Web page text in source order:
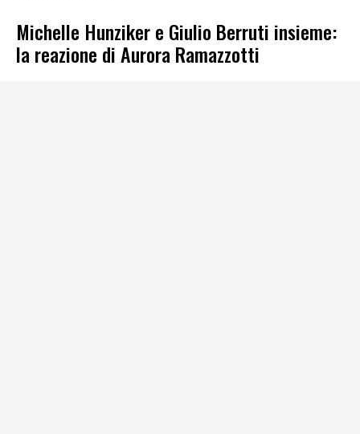
Michelle Hunziker e Giulio Berruti insieme:
la reazione di Aurora Ramazzotti